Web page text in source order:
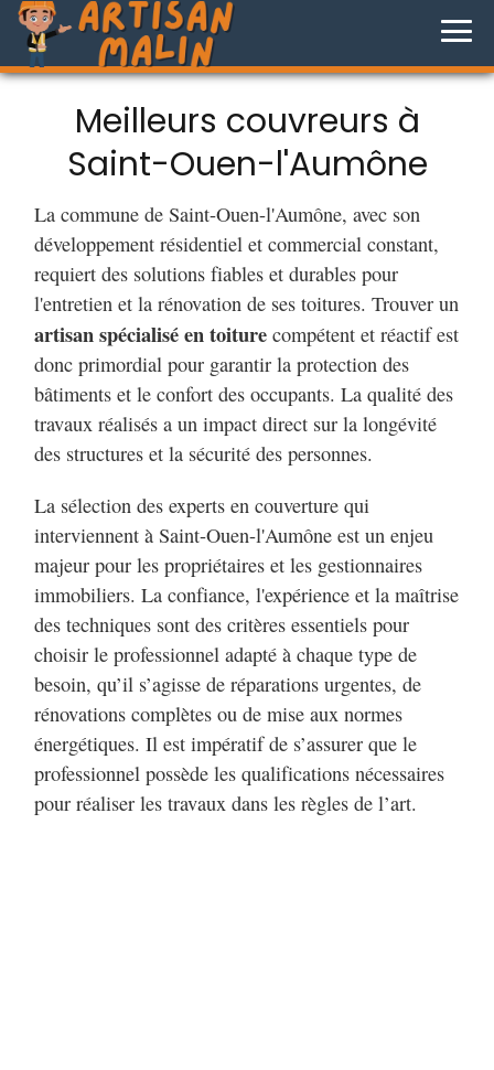
Meilleurs couvreurs à
Saint-Ouen-l'Aumône
La commune de Saint-Ouen-l'Aumône, avec son
développement résidentiel et commercial constant,
requiert des solutions fiables et durables pour
l'entretien et la rénovation de ses toitures. Trouver un
artisan spécialisé en toiture compétent et réactif est
donc primordial pour garantir la protection des
bâtiments et le confort des occupants. La qualité des
travaux réalisés a un impact direct sur la longévité
des structures et la sécurité des personnes.
La sélection des experts en couverture qui
interviennent à Saint-Ouen-l'Aumône est un enjeu
majeur pour les propriétaires et les gestionnaires
immobiliers. La confiance, l'expérience et la maîtrise
des techniques sont des critères essentiels pour
choisir le professionnel adapté à chaque type de
besoin, qu’il s’agisse de réparations urgentes, de
rénovations complètes ou de mise aux normes
énergétiques. Il est impératif de s’assurer que le
professionnel possède les qualifications nécessaires
pour réaliser les travaux dans les règles de l’art.